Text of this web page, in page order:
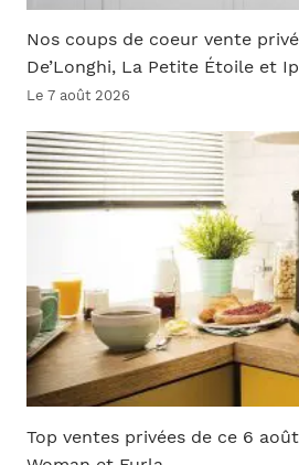
Nos coups de coeur vente
De’Longhi, La Petite Étoile et
Le 7 août 2026
Top ventes privées de ce 6